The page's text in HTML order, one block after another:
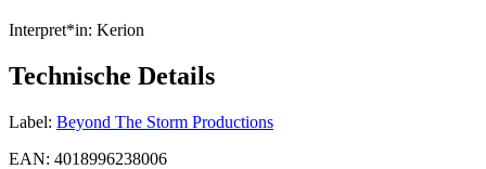
Interpret*in: Kerion
Technische Details
Label: Beyond The Storm Productions
EAN: 4018996238006